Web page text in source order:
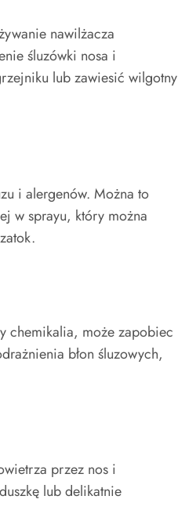
nawilżacza
śluzówki nosa i
lub zawiesić wilgotny
i alergenów. Można to
w sprayu, który można
chemikalia, może zapobiec
błon śluzowych,
przez nos i
lub delikatnie